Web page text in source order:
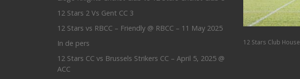
12 Stars 2 Vs Gent CC 3
12 Stars vs RBCC – Friendly @ RBCC – 11 May 2025
In de pers
12 Stars CC vs Brussels Strikers CC – April 5, 2025 @
ACC
12 Stars Club House